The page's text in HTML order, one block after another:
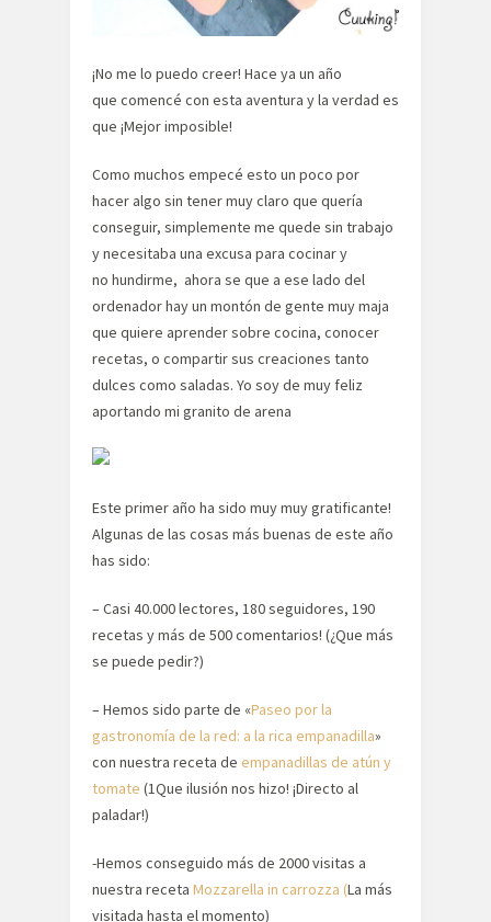
¡No me lo puedo creer! Hace ya un año
que comencé con esta aventura y la verdad es
que ¡Mejor imposible!
Como muchos empecé esto un poco por
hacer algo sin tener muy claro que quería
conseguir, simplemente me quede sin trabajo
y necesitaba una excusa para cocinar y
no hundirme, ahora se que a ese lado del
ordenador hay un montón de gente muy maja
que quiere aprender sobre cocina, conocer
recetas, o compartir sus creaciones tanto
dulces como saladas. Yo soy de muy feliz
aportando mi granito de arena
Este primer año ha sido muy muy gratificante!
Algunas de las cosas más buenas de este año
has sido:
– Casi 40.000 lectores, 180 seguidores, 190
recetas y más de 500 comentarios! (¿Que más
se puede pedir?)
– Hemos sido parte de «Paseo por la
gastronomía de la red: a la rica empanadilla»
con nuestra receta de empanadillas de atún y
tomate (1Que ilusión nos hizo! ¡Directo al
paladar!)
-Hemos conseguido más de 2000 visitas a
nuestra receta Mozzarella in carrozza (La más
visitada hasta el momento)